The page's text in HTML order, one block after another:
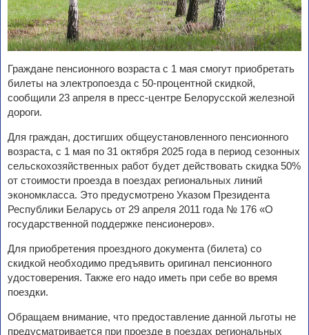
Граждане пенсионного возраста с 1 мая смогут приобретать
билеты на электропоезда с 50-процентной скидкой,
сообщили 23 апреля в пресс-центре Белорусской железной
дороги.
Для граждан, достигших общеустановленного пенсионного
возраста, с 1 мая по 31 октября 2025 года в период сезонных
сельскохозяйственных работ будет действовать скидка 50%
от стоимости проезда в поездах региональных линий
экономкласса. Это предусмотрено Указом Президента
Республики Беларусь от 29 апреля 2011 года № 176 «О
государственной поддержке пенсионеров».
Для приобретения проездного документа (билета) со
скидкой необходимо предъявить оригинал пенсионного
удостоверения. Также его надо иметь при себе во время
поездки.
Обращаем внимание, что предоставление данной льготы не
предусматривается при проезде в поездах региональных